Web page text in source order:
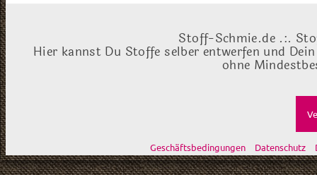
Stoff-Schmie.de .:.
Hier kannst Du Stoffe selber entwerfen und
ohne
Geschäftsbedingungen Datenschutz